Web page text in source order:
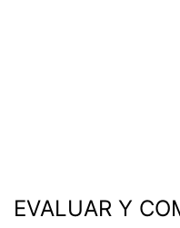
EVALUAR Y